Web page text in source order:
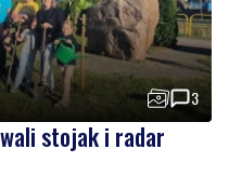
3
stojak i radar